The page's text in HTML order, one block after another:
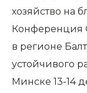
хозяйство на
Конференция
в регионе
устойчивого
Минске 13-14